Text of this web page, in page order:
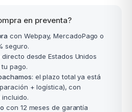
en preventa?
con Webpay, MercadoPago o
seguro.
directo desde Estados Unidos
pago.
: el plazo total ya está
+ logística), con
con 12 meses de garantía